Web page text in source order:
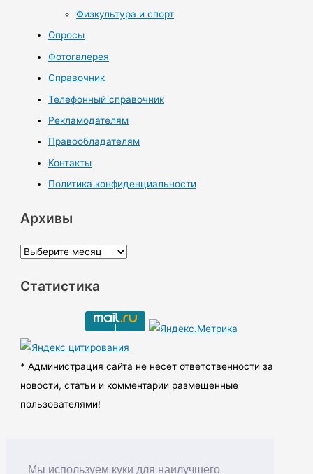
Мы используем куки для наилучшего
Физкультура и спорт
Опросы
Фотогалерея
Справочник
Телефонный справочник
Рекламодателям
Правообладателям
Контакты
Политика конфиденциальности
Архивы
А
х
ы
Статистика
* Администрация сайта не несет ответственности за
новости, статьи и комментарии размещенные
пользователями!